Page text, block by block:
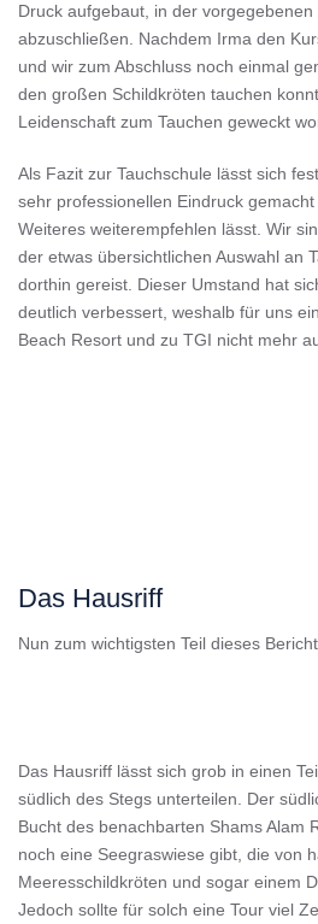
Druck aufgebaut, in der
abzuschließen. Nachdem Irma den
und wir zum Abschluss noch einmal
den großen Schildkröten tauchen
Leidenschaft zum Tauchen geweckt
Als Fazit zur Tauchschule lässt sich
sehr professionellen Eindruck
Weiteres weiterempfehlen lässt. Wir
der etwas übersichtlichen Auswahl an
dorthin gereist. Dieser Umstand hat
deutlich verbessert, weshalb für uns
Beach Resort und zu TGI nicht mehr
Das Hausriff
Nun zum wichtigsten Teil dieses
Das Hausriff lässt sich grob in einen
südlich des Stegs unterteilen. Der
Bucht des benachbarten Shams Alam
noch eine Seegraswiese gibt, die von
Meeresschildkröten und sogar einem
Jedoch sollte für solch eine Tour viel